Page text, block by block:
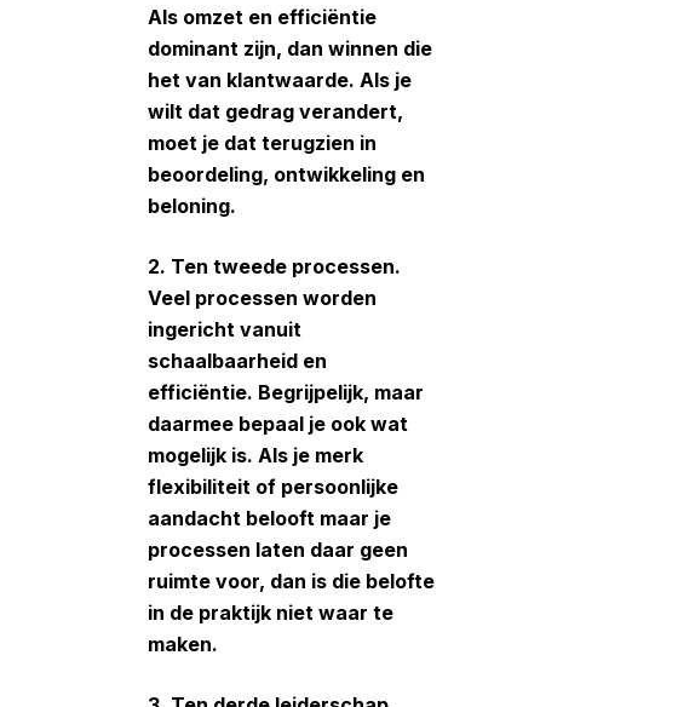
Als omzet en efficiëntie
dominant zijn, dan winnen die
het van klantwaarde. Als je
wilt dat gedrag verandert,
moet je dat terugzien in
beoordeling, ontwikkeling en
beloning.
2. Ten tweede processen.
Veel processen worden
ingericht vanuit
schaalbaarheid en
efficiëntie. Begrijpelijk, maar
daarmee bepaal je ook wat
mogelijk is. Als je merk
flexibiliteit of persoonlijke
aandacht belooft maar je
processen laten daar geen
ruimte voor, dan is die belofte
in de praktijk niet waar te
maken.